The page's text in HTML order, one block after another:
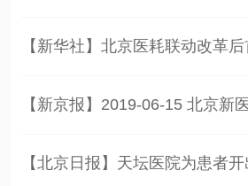
【北京日报】天坛医院为患者